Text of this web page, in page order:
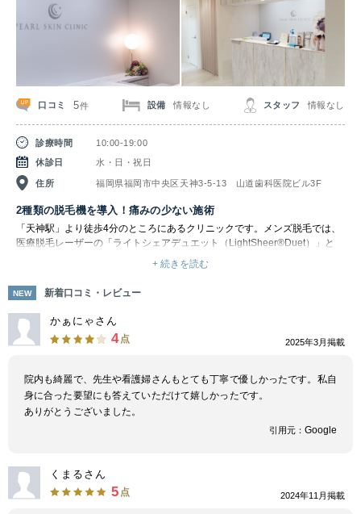
口コミ 5件 設備 情報なし スタッフ 情報なし
診療時間
10:00-19:00
休診日
水・日・祝日
住所 福岡県福岡市中央区天神3-5-13 山道歯科医院ビル3F
2種類の脱毛機を導入！痛みの少ない施術
「天神駅」より徒歩4分のところにあるクリニックです。メンズ脱毛では、
医療脱毛レーザーの「ライトシェアデュエット（LightSheer®Duet）」と
「クラリティツイン」を導入しています。
「ライトシェアデュエット」はアメリカのルミナス社製のダイオードレーザ
ー医療脱毛機で、1997年に販売開始以来、日本を含む世界中の医療機関で
使用されており歴史が長く実績の多い脱毛機です。熱破壊式のダイオードレ
ーザーで、2つのハンドピースを用いて照射を行います。強めのパワーで広
範囲に照射するため、効果が高い反面、蓄熱式と比べるとやや痛みを感じや
すいのですが、ライトシェデュエットには照射時に吸引するシステムが備わ
る上、施術後の赤みや腫れ、痛みが少ないため、施術時に冷却やジェルの必
要がないことも大きなメリットです。
そして「クラリティツイン」は、あらゆるスキンタイプ（肌質）の全身脱毛
のために最適な機器です。アレキサンドライトレーザー（755 nm）とヤグ
レーザー（1064 nm）が搭載されています。さらに世界初の照射技術「フラ
+ 続きを読む
NEW 新着口コミ・レビュー
かぁにゃさん
4 点 2025年3月掲載
院内も綺麗で、先生や看護婦さんもとても丁寧で優しかったです。私自
身に合った要望にも答えていただけて嬉しかったです。
ありがとうございました。
引用元： Google
くまるさん
5 点 2024年11月掲載